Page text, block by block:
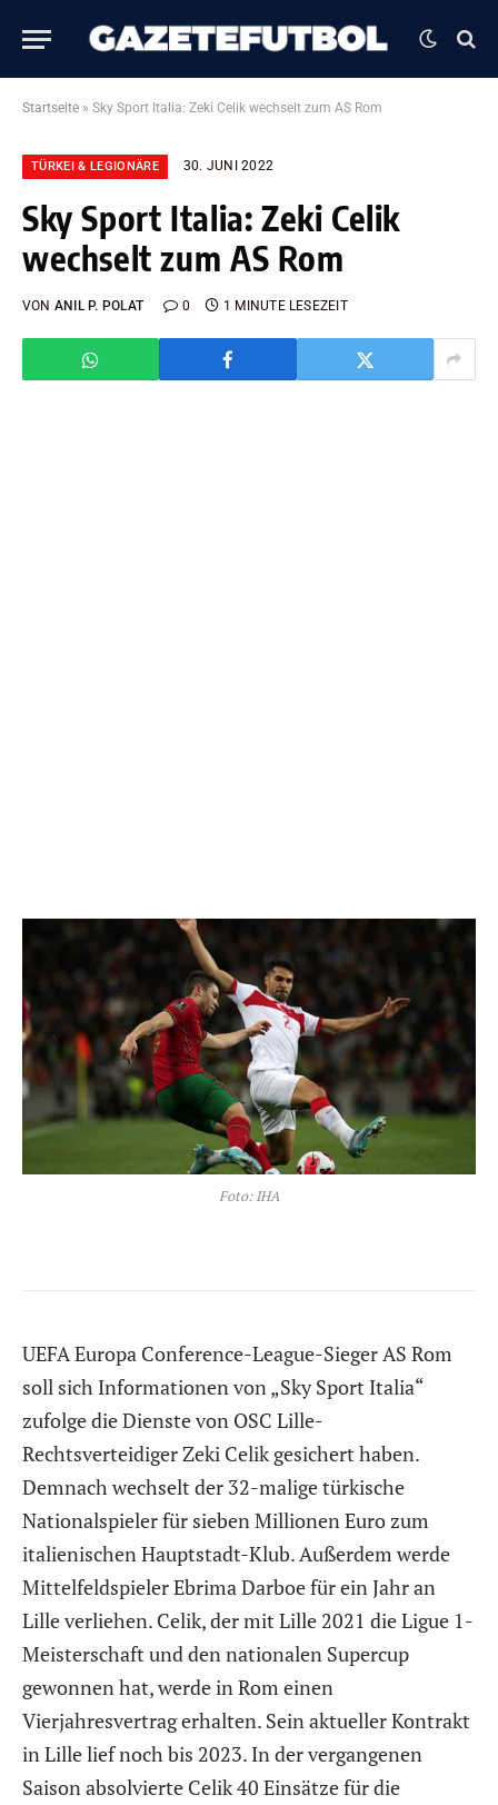
Startseite » Sky Sport Italia: Zeki Celik wechselt zum AS Rom
TÜRKEI & LEGIONÄRE 30. JUNI 2022
Sky Sport Italia: Zeki Celik
wechselt zum AS Rom
VON ANIL P. POLAT 0 1 MINUTE LESEZEIT
Foto: IHA
UEFA Europa Conference-League-Sieger AS Rom
soll sich Informationen von „Sky Sport Italia“
zufolge die Dienste von OSC Lille-
Rechtsverteidiger Zeki Celik gesichert haben.
Demnach wechselt der 32-malige türkische
Nationalspieler für sieben Millionen Euro zum
italienischen Hauptstadt-Klub. Außerdem werde
Mittelfeldspieler Ebrima Darboe für ein Jahr an
Lille verliehen. Celik, der mit Lille 2021 die Ligue 1-
Meisterschaft und den nationalen Supercup
gewonnen hat, werde in Rom einen
Vierjahresvertrag erhalten. Sein aktueller Kontrakt
in Lille lief noch bis 2023. In der vergangenen
Saison absolvierte Celik 40 Einsätze für die